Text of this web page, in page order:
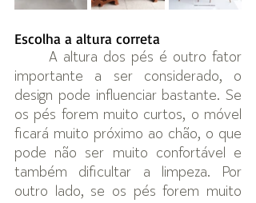
Escolha a altura correta
A altura dos pés é outro fator
importante a ser considerado, o
design pode influenciar bastante. Se
os pés forem muito curtos, o móvel
ficará muito próximo ao chão, o que
pode não ser muito confortável e
também dificultar a limpeza. Por
outro lado, se os pés forem muito